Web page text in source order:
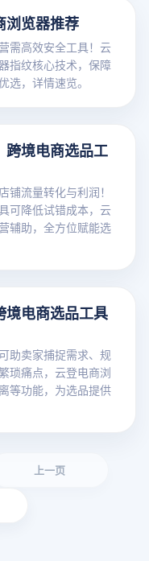
浏览器推荐
需高效安全工具！云
指纹核心技术，保障
选，详情速览。
跨境电商选品工
铺流量转化与利润！
可降低试错成本，云
辅助，全方位赋能选
境电商选品工具
助卖家捕捉需求、规
琐痛点，云登电商浏
等功能，为选品提供
上一页